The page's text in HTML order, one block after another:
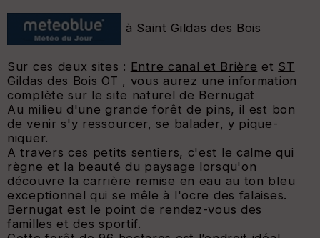
à Saint Gildas des Bois
Sur ces deux sites : Entre canal et Brière et ST
Gildas des Bois OT , vous aurez une information
complète sur le site naturel de Bernugat
Au milieu d'une grande forêt de pins, il est bon
de venir s'y ressourcer, se balader, y pique-
niquer.
A travers ces petits sentiers, c'est le calme qui
règne et la beauté du paysage lorsqu'on
découvre la carrière remise en eau au ton bleu
exceptionnel qui se mêle à l'ocre des falaises.
Bernugat est le point de rendez-vous des
familles et des sportif.